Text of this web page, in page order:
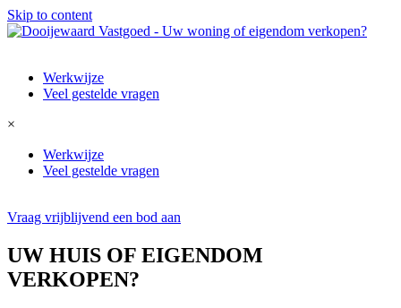
Skip to content
Werkwijze
Veel gestelde vragen
×
Werkwijze
Veel gestelde vragen
Vraag vrijblijvend een bod aan
UW HUIS OF EIGENDOM
VERKOPEN?